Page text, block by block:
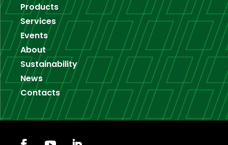
Products
Services
Events
About
Sustainability
News
Contacts